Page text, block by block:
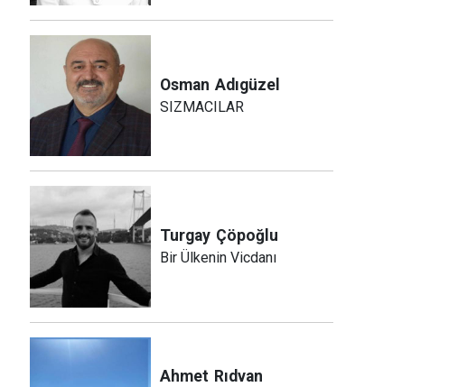
Osman Adıgüzel
SIZMACILAR
Turgay Çöpoğlu
Bir Ülkenin Vicdanı
Ahmet Rıdvan